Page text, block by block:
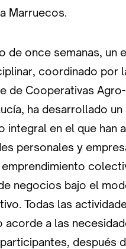
Marruecos.
de once semanas, un
coordinado por
de Cooperativas
ha desarrollado
integral en el que han
personales y
negocios bajo el
Todas las
acorde a las
después